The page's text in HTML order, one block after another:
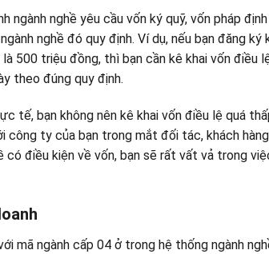
ngành nghề yêu cầu vốn ký quỹ, vốn pháp
nghề đó quy định. Ví dụ, nếu bạn đăng ký
500 triệu đồng, thì bạn cần kê khai vốn điều
theo đúng quy định.
tế, bạn không nên kê khai vốn điều lệ quá
ty của bạn trong mắt đối tác, khách
có điều kiện về vốn, bạn sẽ rất vất vả trong
mã ngành cấp 04 ở trong hệ thống ngành